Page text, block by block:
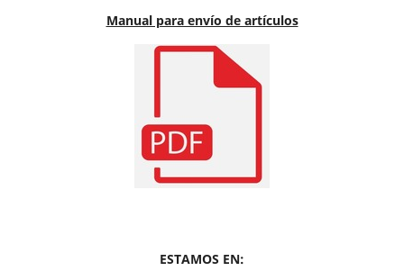
Manual para envío de artículos
ESTAMOS EN: